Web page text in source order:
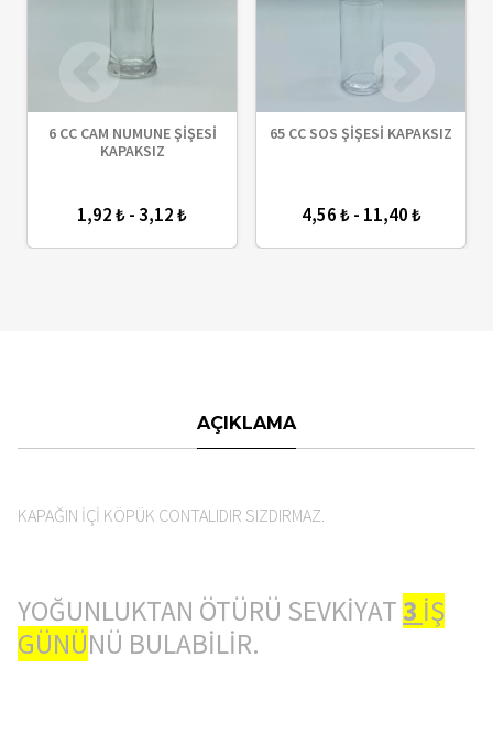
6 CC CAM NUMUNE ŞİŞESİ
KAPAKSIZ
1,92 ₺ - 3,12 ₺
65 CC SOS ŞİŞESİ KAPAKSIZ
4,56 ₺ - 11,40 ₺
AÇIKLAMA
KAPAĞIN İÇİ KÖPÜK CONTALIDIR SIZDIRMAZ.
YOĞUNLUKTAN ÖTÜRÜ SEVKİYAT3 İŞ
GÜNÜNÜ BULABİLİR.